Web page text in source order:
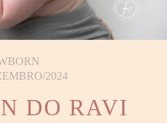
2024
DO RAVI